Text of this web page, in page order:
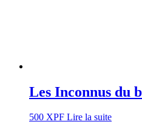
Les Inconnus du
500 XPF Lire la suite